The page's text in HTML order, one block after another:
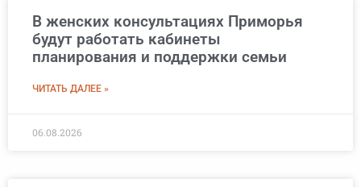
В женских консультациях Приморья
будут работать кабинеты
планирования и поддержки семьи
ЧИТАТЬ ДАЛЕЕ »
06.08.2026